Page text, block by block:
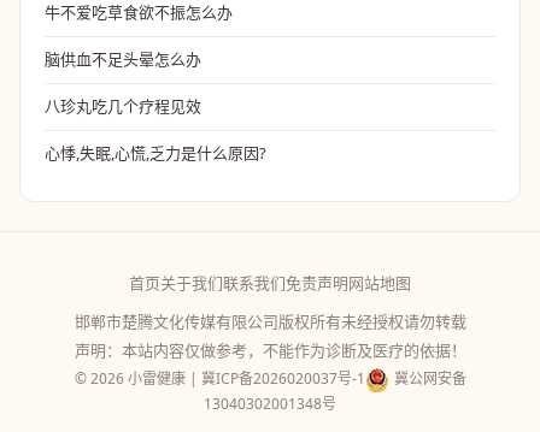
牛不爱吃草食欲不振怎么办
脑供血不足头晕怎么办
八珍丸吃几个疗程见效
心悸,失眠,心慌,乏力是什么原因?
首页关于我们联系我们免责声明网站地图
邯郸市楚腾文化传媒有限公司版权所有未经授权请勿转载
声明：本站内容仅做参考，不能作为诊断及医疗的依据！
© 2026 小雷健康 | 冀ICP备2026020037号-1
冀公网安备
13040302001348号